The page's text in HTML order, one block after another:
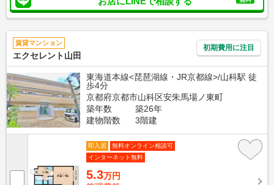
賃貸マンション
エクセレント山田
初期費用に注目
東海道本線<琵琶湖線・JR京都線>/山科駅 徒
歩4分
京都府京都市山科区安朱馬場ノ東町
築年数
築26年
建物階数
3階建
即入居
無料オンライン相談可
インターネット無料
5.3万円